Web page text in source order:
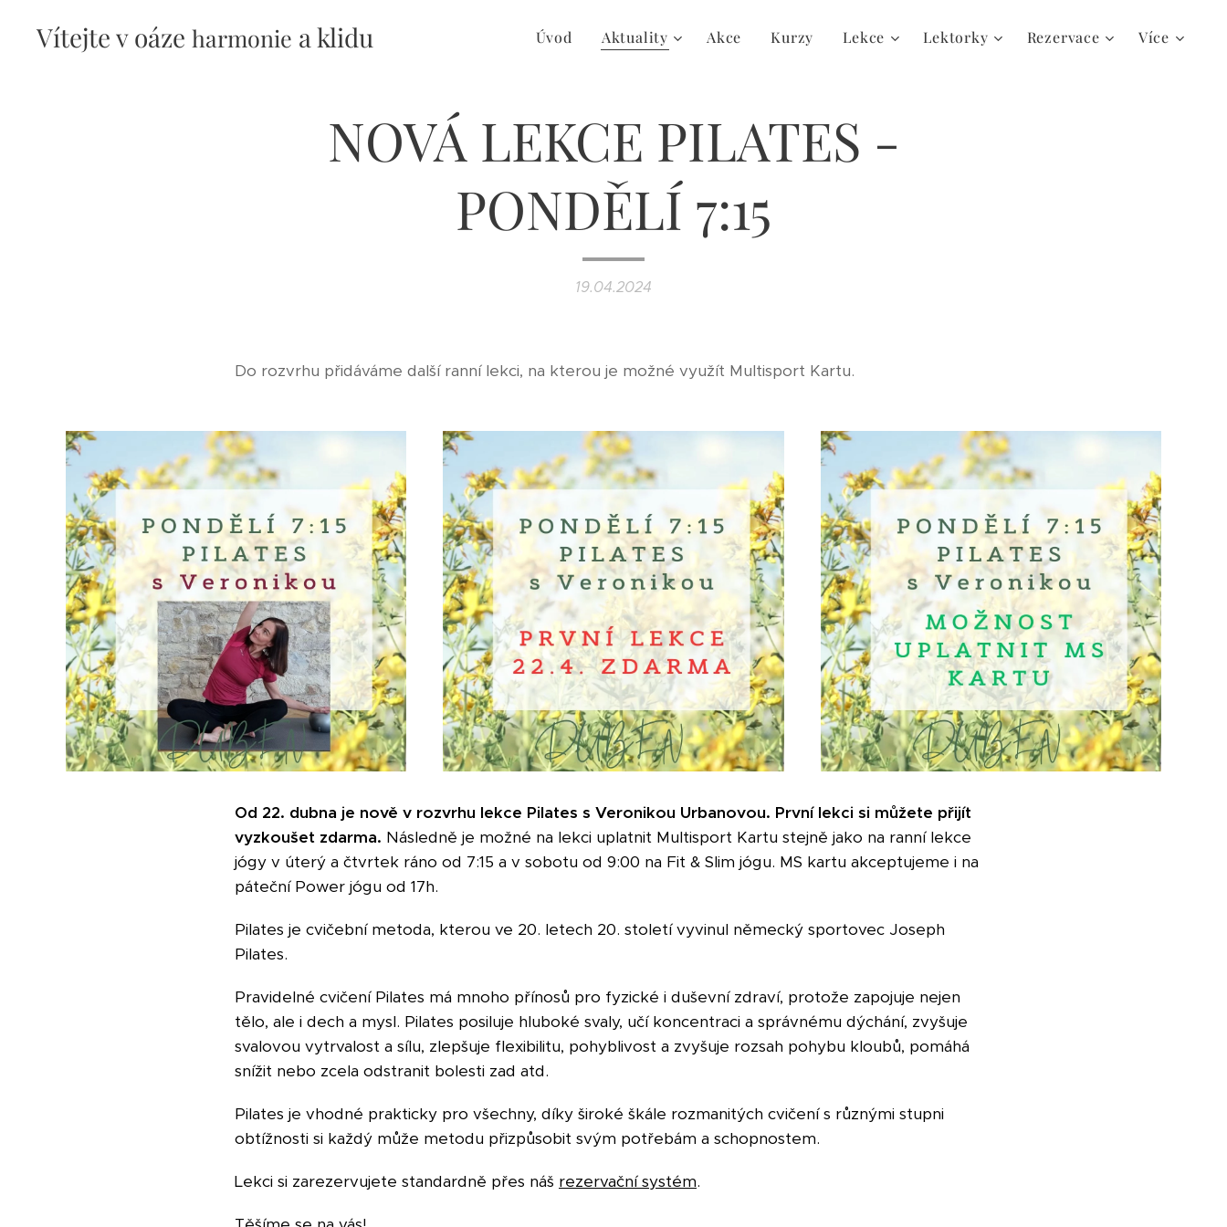
Vítejte v oáze harmonie a klidu Úvod Aktuality Akce Kurzy Lekce Lektorky Rezervace Více
NOVÁ LEKCE PILATES -
PONDĚLÍ 7:15
19.04.2024
Do rozvrhu přidáváme další ranní lekci, na kterou je možné využít Multisport Kartu.
Od 22. dubna je nově v rozvrhu lekce Pilates s Veronikou Urbanovou. První lekci si můžete přijít
vyzkoušet zdarma. Následně je možné na lekci uplatnit Multisport Kartu stejně jako na ranní lekce
jógy v úterý a čtvrtek ráno od 7:15 a v sobotu od 9:00 na Fit & Slim jógu. MS kartu akceptujeme i na
páteční Power jógu od 17h.
Pilates je cvičební metoda, kterou ve 20. letech 20. století vyvinul německý sportovec Joseph
Pilates.
Pravidelné cvičení Pilates má mnoho přínosů pro fyzické i duševní zdraví, protože zapojuje nejen
tělo, ale i dech a mysl. Pilates posiluje hluboké svaly, učí koncentraci a správnému dýchání, zvyšuje
svalovou vytrvalost a sílu, zlepšuje flexibilitu, pohyblivost a zvyšuje rozsah pohybu kloubů, pomáhá
snížit nebo zcela odstranit bolesti zad atd.
Pilates je vhodné prakticky pro všechny, díky široké škále rozmanitých cvičení s různými stupni
obtížnosti si každý může metodu přizpůsobit svým potřebám a schopnostem.
Lekci si zarezervujete standardně přes náš rezervační systém.